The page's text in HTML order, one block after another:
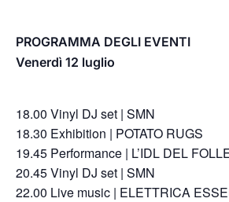
PROGRAMMA DEGLI EVENTI
Venerdì 12 luglio
18.00 Vinyl DJ set | SMN
18.30 Exhibition | POTATO RUGS
19.45 Performance | L’IDL DEL
⁠20.45 Vinyl DJ set | SMN
⁠22.00 Live music | ELETTRICA